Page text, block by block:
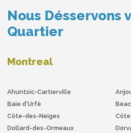
Nous Désservons
Quartier
Montreal
Ahuntsic-Cartierville
Baie d'Urfé
Côte-des-Neiges
Dollard-des-Ormeaux